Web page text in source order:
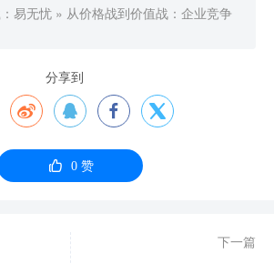
易无忧 » 从价格战到价值战：企业竞争
分享到
   
 0赞
下一篇